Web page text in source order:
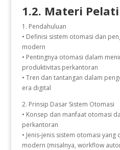
1.2. Materi
1. Pendahuluan
• Definisi sistem otomasi dan
modern
• Pentingnya otomasi dalam
produktivitas perkantoran
• Tren dan tantangan dalam
era digital
2. Prinsip Dasar Sistem Otomasi
• Konsep dan manfaat otomasi
perkantoran
• Jenis-jenis sistem otomasi
modern (misalnya, workflow